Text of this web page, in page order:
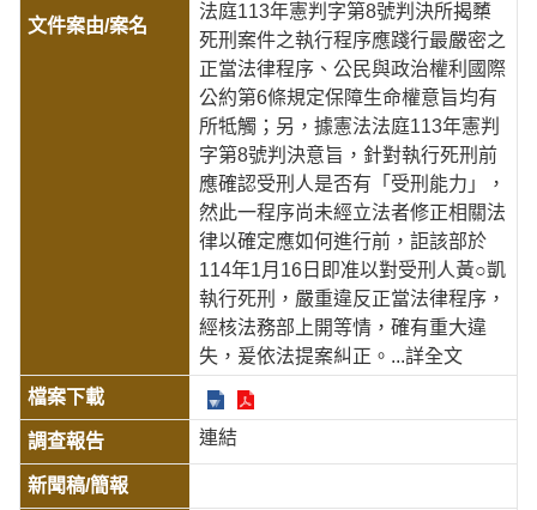
法庭113年憲判字第8號判決所揭櫫
死刑案件之執行程序應踐行最嚴密之
正當法律程序、公民與政治權利國際
公約第6條規定保障生命權意旨均有
所牴觸；另，據憲法法庭113年憲判
字第8號判決意旨，針對執行死刑前
應確認受刑人是否有「受刑能力」，
然此一程序尚未經立法者修正相關法
律以確定應如何進行前，詎該部於
114年1月16日即准以對受刑人黃○凱
執行死刑，嚴重違反正當法律程序，
經核法務部上開等情，確有重大違
失，爰依法提案糾正。 ...詳全文
連結